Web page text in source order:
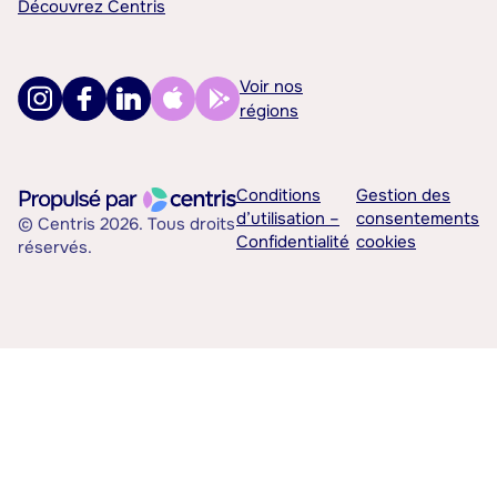
Découvrez Centris
Voir nos
régions
© Centris 2026. Tous droits
réservés.
Conditions
d’utilisation –
Confidentialité
Gestion des
consentements
cookies